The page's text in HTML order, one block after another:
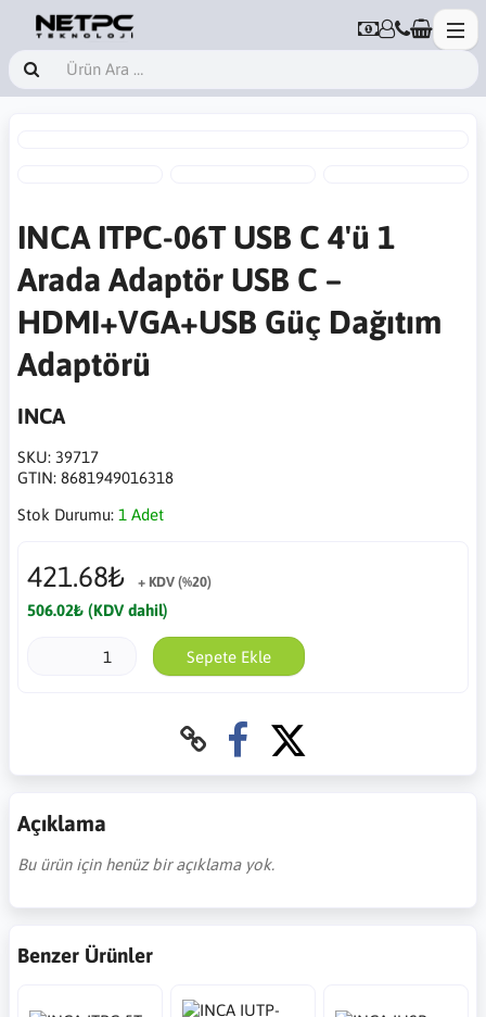
INCA ITPC-06T USB C 4'ü 1
Arada Adaptör USB C –
HDMI+VGA+USB Güç Dağıtım
Adaptörü
INCA
SKU: 39717
GTIN: 8681949016318
Stok Durumu: 1 Adet
421.68₺ + KDV (%20)
506.02₺ (KDV dahil)
Sepete Ekle
Açıklama
Bu ürün için henüz bir açıklama yok.
Benzer Ürünler